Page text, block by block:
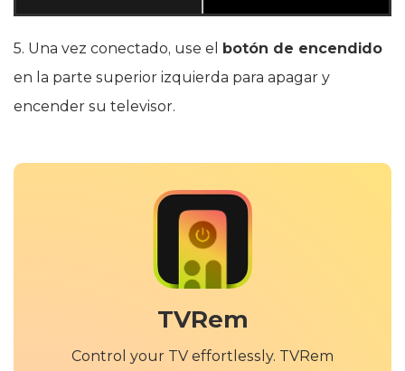
5. Una vez conectado, use el botón de encendido
en la parte superior izquierda para apagar y
encender su televisor.
TVRem
Control your TV effortlessly. TVRem